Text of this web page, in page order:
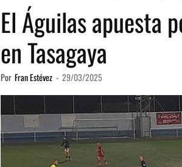
El Águilas apuesta
en Tasagaya
Por Fran Estévez - 29/03/2025